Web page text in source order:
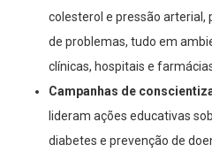
colesterol e pressão arterial,
de problemas, tudo em
clínicas, hospitais e
Campanhas de
lideram ações educativas
diabetes e prevenção de